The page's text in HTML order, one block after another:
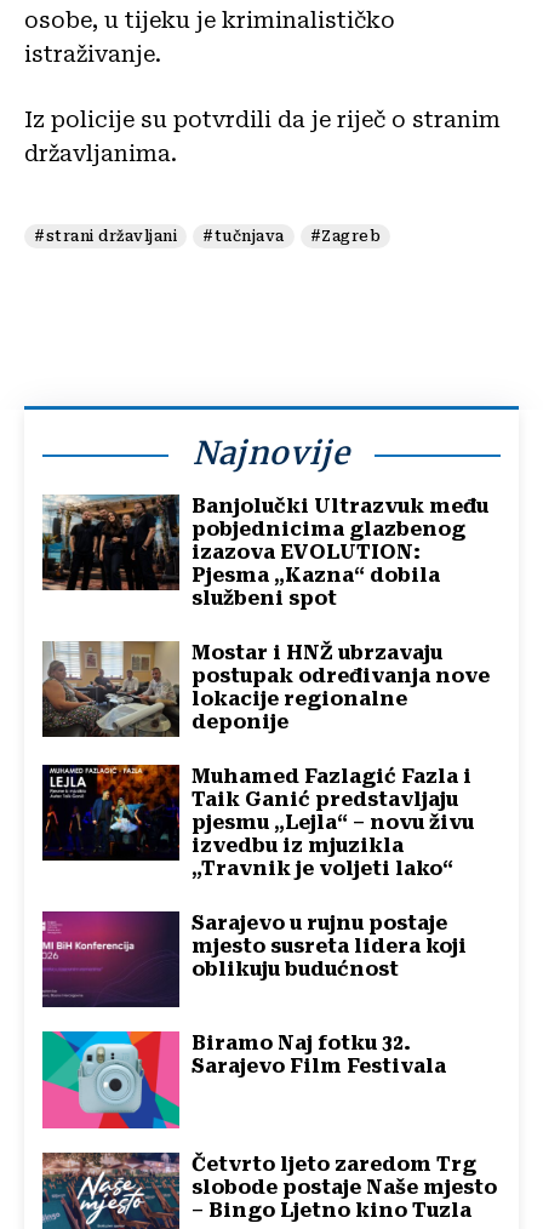
osobe, u tijeku je kriminalističko
istraživanje.
Iz policije su potvrdili da je riječ o stranim
državljanima.
#strani državljani #tučnjava #Zagreb
Najnovije
Banjolučki Ultrazvuk među
pobjednicima glazbenog
izazova EVOLUTION:
Pjesma „Kazna“ dobila
službeni spot
Mostar i HNŽ ubrzavaju
postupak određivanja nove
lokacije regionalne
deponije
Muhamed Fazlagić Fazla i
Taik Ganić predstavljaju
pjesmu „Lejla“ – novu živu
izvedbu iz mjuzikla
„Travnik je voljeti lako“
Sarajevo u rujnu postaje
mjesto susreta lidera koji
oblikuju budućnost
Biramo Naj fotku 32.
Sarajevo Film Festivala
Četvrto ljeto zaredom Trg
slobode postaje Naše mjesto
– Bingo Ljetno kino Tuzla